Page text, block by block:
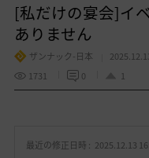
[私だけの宴会]イ
ありません
ザンナック-日本
1731
0 1
最近の修正日時 : 2025.12.13